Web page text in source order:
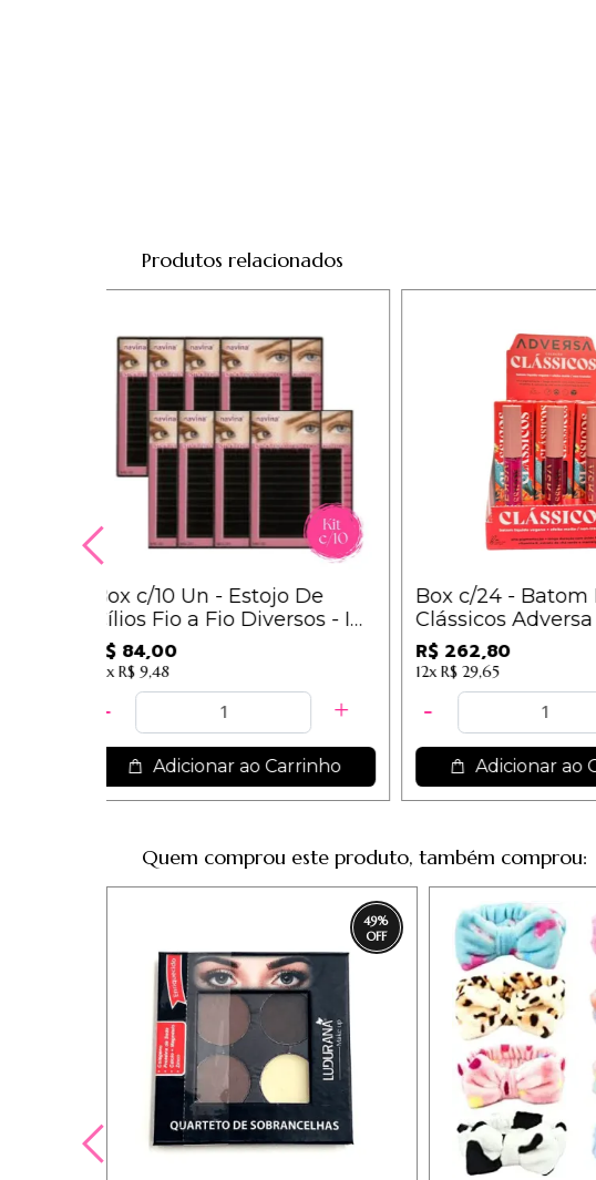
Produtos relacionados
Box c/10 Un - Estojo De
Cílios Fio a Fio Diversos - Im
/ 8,40
R$ 84,00
12xR$ 9,48
Adicionar ao Carrinho
Box c/24 -
Clássicos
Grupo B / 10,95
R$ 262,80
12xR$ 29,65
Adicionar
Quem comprou este produto, também comprou:
49%